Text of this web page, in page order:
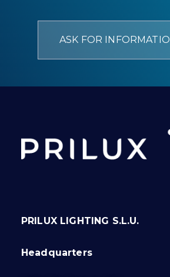
ASK FOR
PRILUX LIGHTING S.L.U.
Headquarters